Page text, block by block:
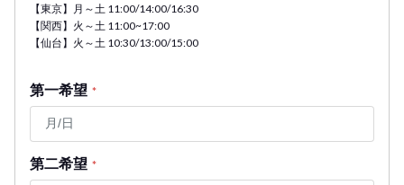
【東京】月～土 11:00/14:00/16:30
【関西】火～土 11:00~17:00
【仙台】火～土 10:30/13:00/15:00
第一希望 *
第二希望 *